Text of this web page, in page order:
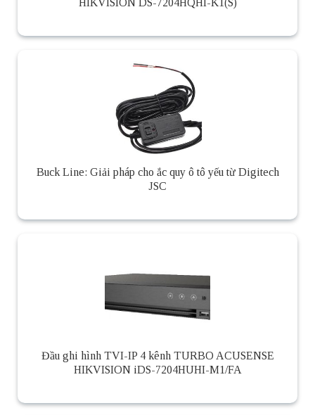
HIKVISION DS-7204HQHI-K1(S)
Buck Line: Giải pháp cho ắc quy ô tô yếu từ Digitech
JSC
Đầu ghi hình TVI-IP 4 kênh TURBO ACUSENSE
HIKVISION iDS-7204HUHI-M1/FA